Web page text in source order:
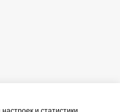
благополучия человека